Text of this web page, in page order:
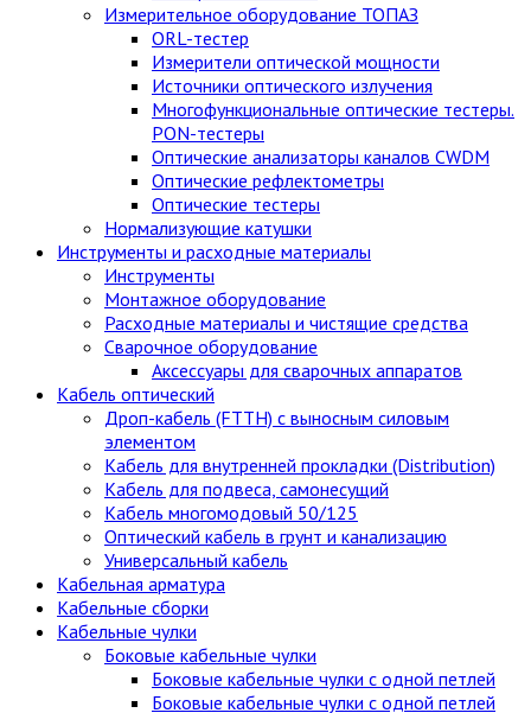
Измерительное оборудование ТОПАЗ
ORL-тестер
Измерители оптической мощности
Источники оптического излучения
Многофункциональные оптические тестеры.
PON-тестеры
Оптические анализаторы каналов CWDM
Оптические рефлектометры
Оптические тестеры
Нормализующие катушки
Инструменты и расходные материалы
Инструменты
Монтажное оборудование
Расходные материалы и чистящие средства
Сварочное оборудование
Аксессуары для сварочных аппаратов
Кабель оптический
Дроп-кабель (FTTH) с выносным силовым
элементом
Кабель для внутренней прокладки (Distribution)
Кабель для подвеса, самонесущий
Кабель многомодовый 50/125
Оптический кабель в грунт и канализацию
Универсальный кабель
Кабельная арматура
Кабельные сборки
Кабельные чулки
Боковые кабельные чулки
Боковые кабельные чулки с одной петлей
Боковые кабельные чулки с одной петлей